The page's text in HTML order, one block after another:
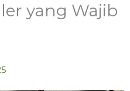
yang Wajib